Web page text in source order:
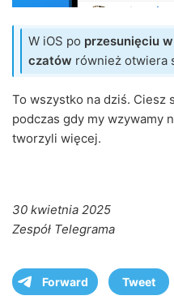
W iOS po przesunięciu
czatów również otwiera
To wszystko na dziś. Ciesz
podczas gdy my wzywamy
tworzyli więcej.
30 kwietnia 2025
Zespół Telegrama
Forward Tweet